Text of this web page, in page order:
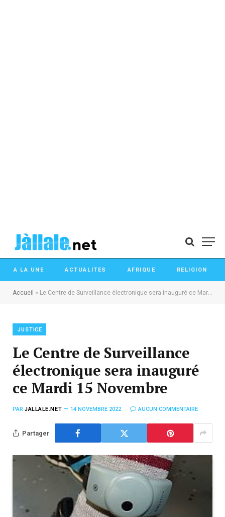
A LA UNE ACTUALITES AFRIQUE RELIGION
Accueil » Le Centre de Surveillance électronique sera inauguré ce Mardi 15 Novembre
JUSTICE
Le Centre de Surveillance
électronique sera inauguré
ce Mardi 15 Novembre
PAR JALLALE.NET 14 NOVEMBRE 2022 AUCUN COMMENTAIRE
Partager